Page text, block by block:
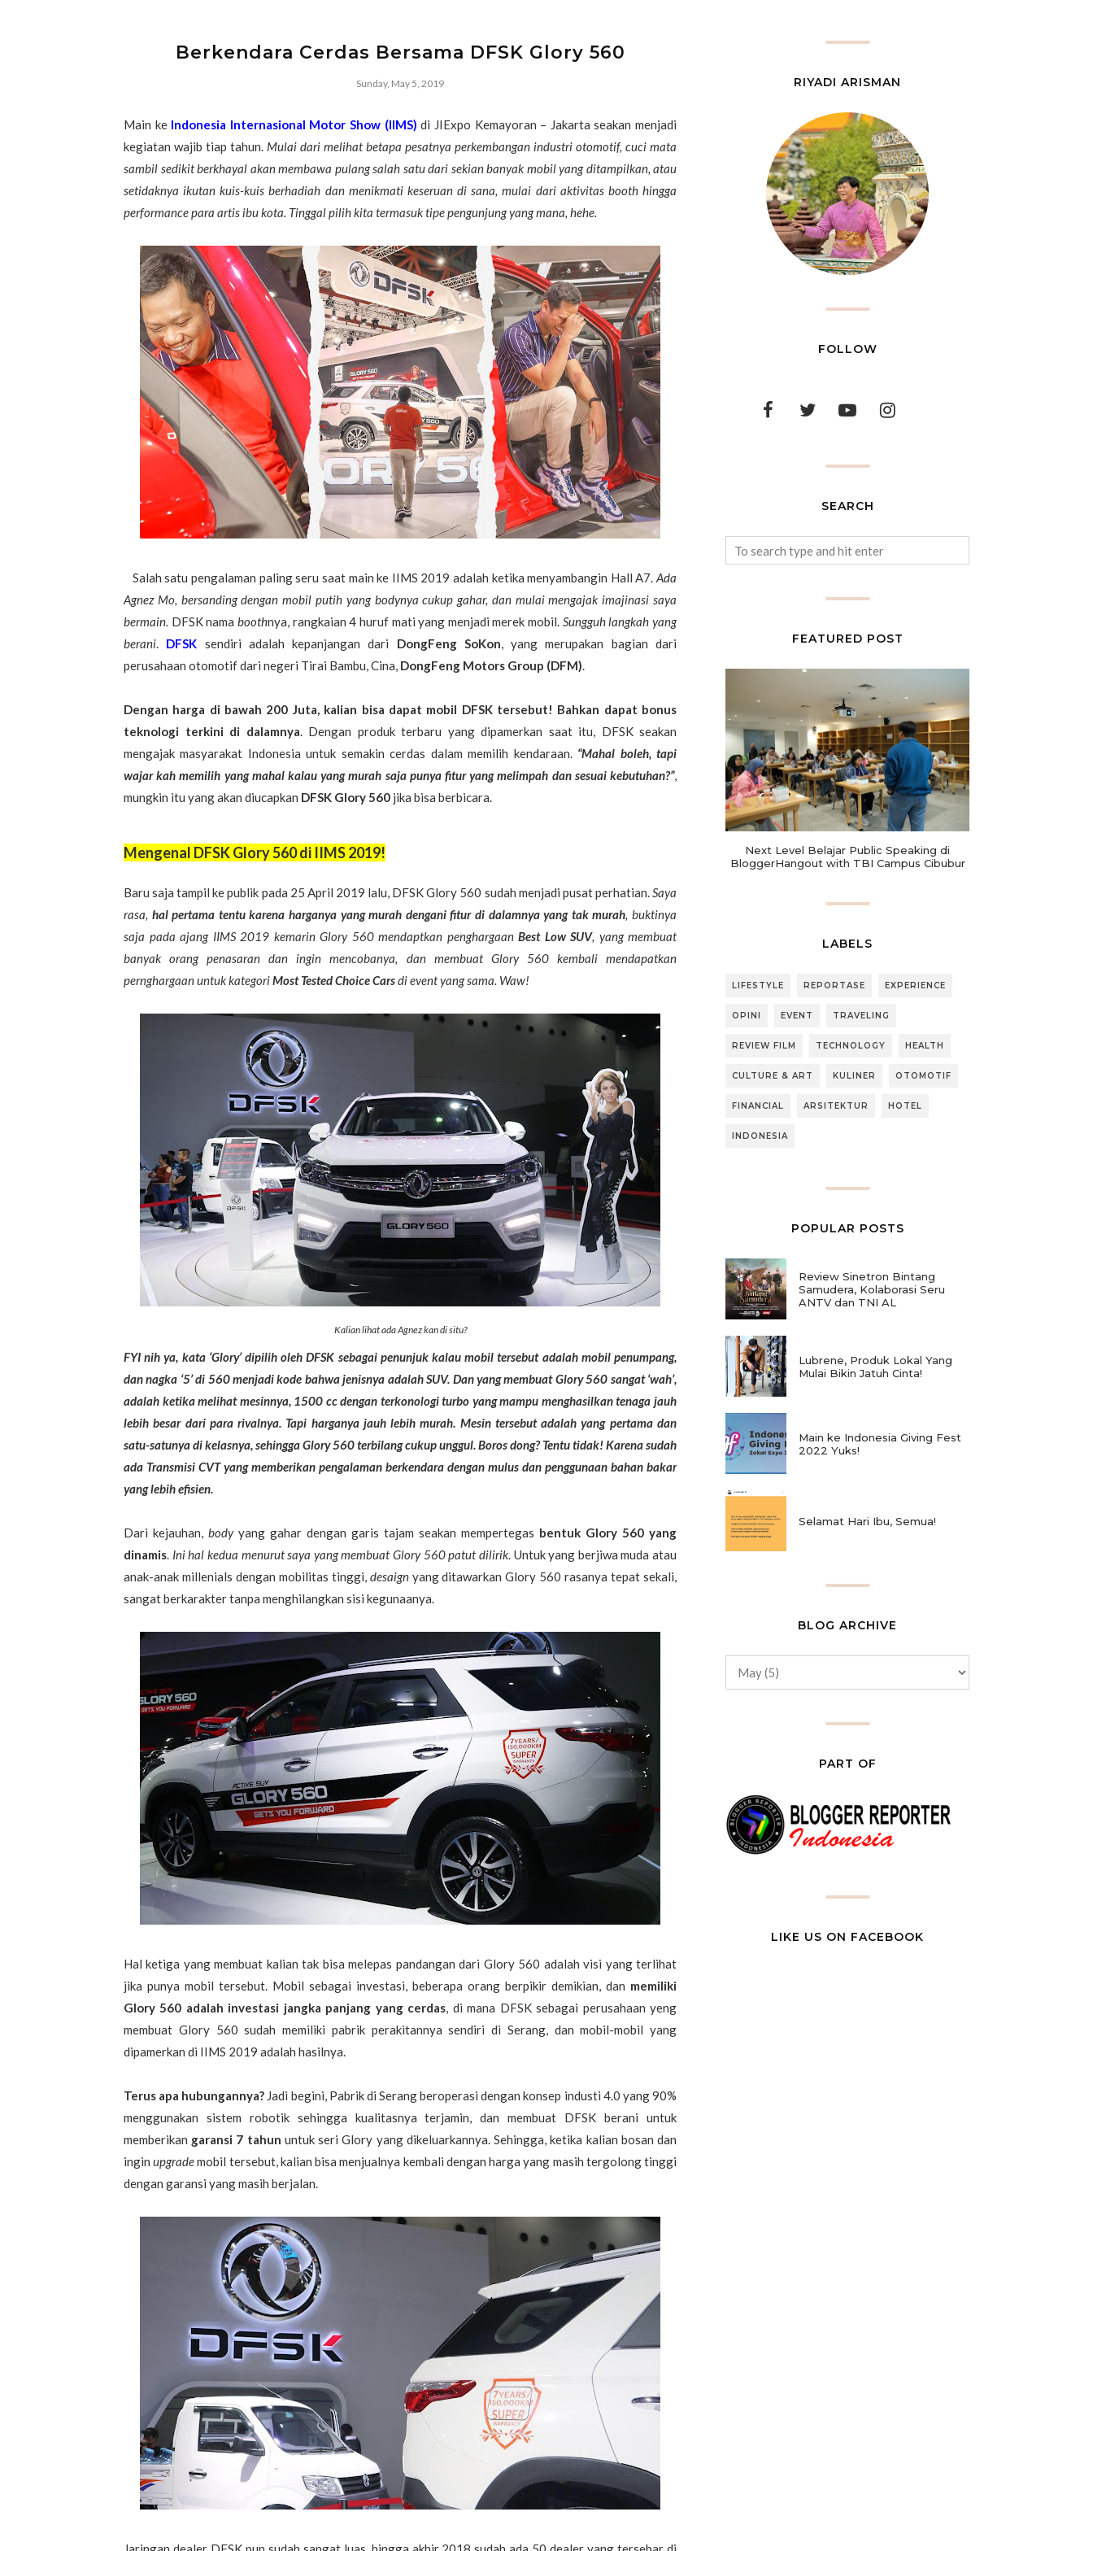
Berkendara Cerdas Bersama DFSK Glory 560
Sunday, May 5, 2019
Main ke Indonesia Internasional Motor Show (IIMS) di JIExpo Kemayoran – Jakarta seakan menjadi
kegiatan wajib tiap tahun. Mulai dari melihat betapa pesatnya perkembangan industri otomotif, cuci mata
sambil sedikit berkhayal akan membawa pulang salah satu dari sekian banyak mobil yang ditampilkan, atau
setidaknya ikutan kuis-kuis berhadiah dan menikmati keseruan di sana, mulai dari aktivitas booth hingga
performance para artis ibu kota. Tinggal pilih kita termasuk tipe pengunjung yang mana, hehe.
Salah satu pengalaman paling seru saat main ke IIMS 2019 adalah ketika menyambangin Hall A7.Ada
Agnez Mo, bersanding dengan mobil putih yang bodynya cukup gahar, dan mulai mengajak imajinasi saya
bermain. DFSK nama boothnya, rangkaian 4 huruf mati yang menjadi merek mobil. Sungguh langkah yang
berani. DFSK sendiri adalah kepanjangan dari DongFeng SoKon, yang merupakan bagian dari
perusahaan otomotif dari negeri Tirai Bambu, Cina, DongFeng Motors Group (DFM).
Dengan harga di bawah 200 Juta, kalian bisa dapat mobil DFSK tersebut! Bahkan dapat bonus
teknologi terkini di dalamnya. Dengan produk terbaru yang dipamerkan saat itu, DFSK seakan
mengajak masyarakat Indonesia untuk semakin cerdas dalam memilih kendaraan. “Mahal boleh, tapi
wajar kah memilih yang mahal kalau yang murah saja punya fitur yang melimpah dan sesuai kebutuhan?”,
mungkin itu yang akan diucapkan DFSK Glory 560 jika bisa berbicara.
Mengenal DFSK Glory 560 di IIMS 2019!
Baru saja tampil ke publik pada 25 April 2019 lalu, DFSK Glory 560 sudah menjadi pusat perhatian.Saya
rasa, hal pertama tentu karena harganya yang murah dengani fitur di dalamnya yang tak murah, buktinya
saja pada ajang IIMS 2019 kemarin Glory 560 mendaptkan penghargaan Best Low SUV, yang membuat
banyak orang penasaran dan ingin mencobanya, dan membuat Glory 560 kembali mendapatkan
pernghargaan untuk kategoriMost Tested Choice Carsdi event yang sama. Waw!
Kalian lihat ada Agnez kan di situ?
FYI nih ya, kata ‘Glory’ dipilih oleh DFSK sebagai penunjuk kalau mobil tersebut adalah mobil penumpang,
dan nagka ‘5’ di 560 menjadi kode bahwa jenisnya adalah SUV. Dan yang membuat Glory 560 sangat ‘wah’,
adalah ketika melihat mesinnya, 1500 cc dengan terkonologi turbo yang mampu menghasilkan tenaga jauh
lebih besar dari para rivalnya. Tapi harganya jauh lebih murah. Mesin tersebut adalah yang pertama dan
satu-satunya di kelasnya, sehingga Glory 560 terbilang cukup unggul. Boros dong? Tentu tidak! Karena sudah
ada Transmisi CVT yang memberikan pengalaman berkendara dengan mulus dan penggunaan bahan bakar
yang lebih efisien.
Dari kejauhan, body yang gahar dengan garis tajam seakan mempertegas bentuk Glory 560 yang
dinamis. Ini hal kedua menurut saya yang membuat Glory 560 patut dilirik. Untuk yang berjiwa muda atau
anak-anak millenials dengan mobilitas tinggi, desaignyang ditawarkan Glory 560 rasanya tepat sekali,
sangat berkarakter tanpa menghilangkan sisi kegunaanya.
Hal ketiga yang membuat kalian tak bisa melepas pandangan dari Glory 560 adalah visi yang terlihat
jika punya mobil tersebut. Mobil sebagai investasi, beberapa orang berpikir demikian, dan memiliki
Glory 560 adalah investasi jangka panjang yang cerdas, di mana DFSK sebagai perusahaan yeng
membuat Glory 560 sudah memiliki pabrik perakitannya sendiri di Serang, dan mobil-mobil yang
dipamerkan di IIMS 2019 adalah hasilnya.
Terus apa hubungannya? Jadi begini, Pabrik di Serang beroperasi dengan konsep industi 4.0 yang 90%
menggunakan sistem robotik sehingga kualitasnya terjamin, dan membuat DFSK berani untuk
memberikan garansi 7 tahun untuk seri Glory yang dikeluarkannya. Sehingga, ketika kalian bosan dan
inginupgrademobil tersebut, kalian bisa menjualnya kembali dengan harga yang masih tergolong tinggi
dengan garansi yang masih berjalan.
RIYADI ARISMAN
FOLLOW
SEARCH
FEATURED POST
Next Level Belajar Public Speaking di
BloggerHangout with TBI Campus Cibubur
LABELS
LIFESTYLE REPORTASE EXPERIENCE
OPINI EVENT TRAVELING
REVIEW FILM TECHNOLOGY HEALTH
CULTURE & ART KULINER OTOMOTIF
FINANCIAL ARSITEKTUR HOTEL
INDONESIA
POPULAR POSTS
Review Sinetron Bintang
Samudera, Kolaborasi Seru
ANTV dan TNI AL
Lubrene, Produk Lokal Yang
Mulai Bikin Jatuh Cinta!
Main ke Indonesia Giving Fest
2022 Yuks!
Selamat Hari Ibu, Semua!
BLOG ARCHIVE
PART OF
LIKE US ON FACEBOOK